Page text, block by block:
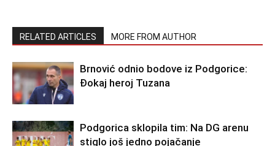
RELATED ARTICLES MORE FROM AUTHOR
Brnović odnio bodove iz Podgorice:
Đokaj heroj Tuzana
Podgorica sklopila tim: Na DG arenu
stiglo još jedno pojačanje